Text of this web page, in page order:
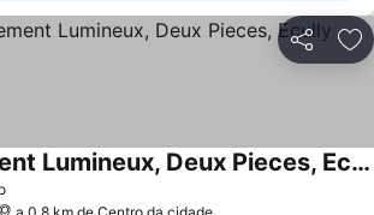
Partilhar
Bel Appartement Lumineux, Deux Pieces, Ecully